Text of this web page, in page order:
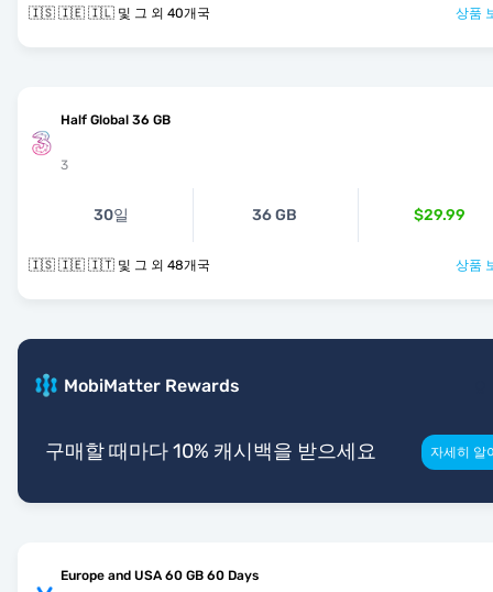
🇮🇸 🇮🇪 🇮🇱 및 그 외 40개국 상품
Half Global 36 GB
3
30일 36 GB $29.99
🇮🇸 🇮🇪 🇮🇹 및 그 외 48개국 상품
MobiMatter Rewards
구매할 때마다 10% 캐시백을 받으세요 자세히 알
Europe and USA 60 GB 60 Days